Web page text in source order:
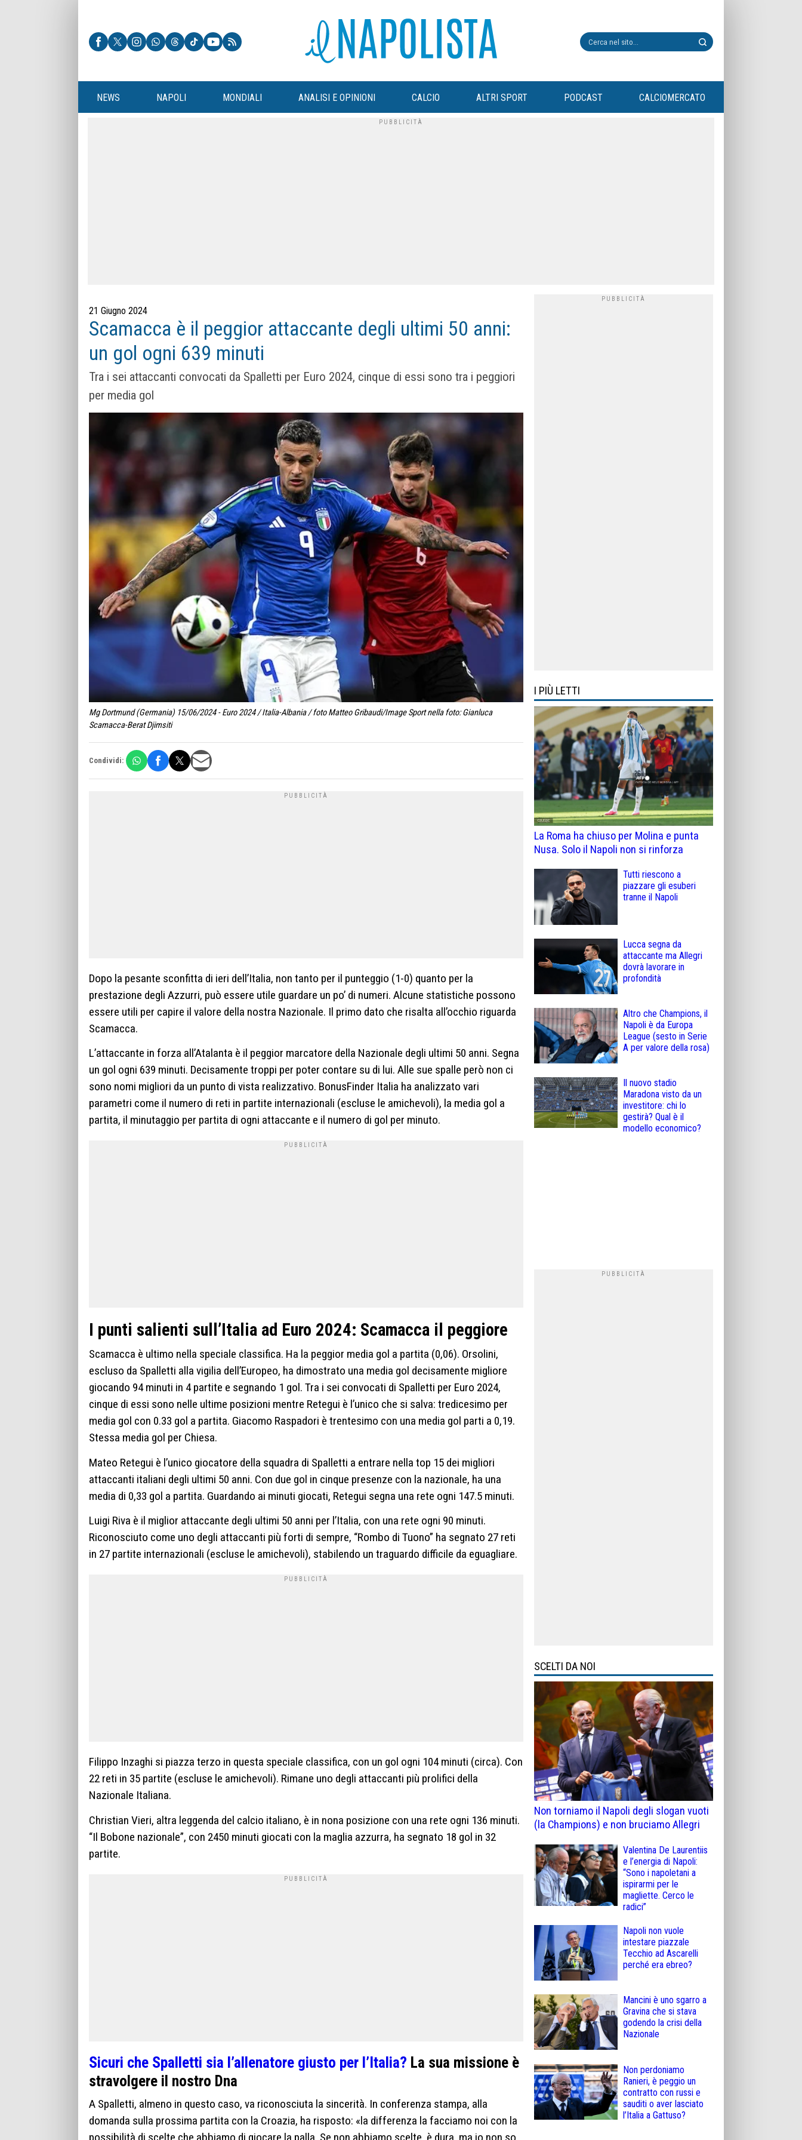
NEWS NAPOLI MONDIALI ANALISI E OPINIONI CALCIO ALTRI SPORT PODCAST CALCIOMERCATO
21 Giugno 2024
Scamacca è il peggior attaccante degli ultimi 50 anni:
un gol ogni 639 minuti
Tra i sei attaccanti convocati da Spalletti per Euro 2024, cinque di essi sono tra i peggiori
per media gol
Mg Dortmund (Germania) 15/06/2024 - Euro 2024 / Italia-Albania / foto Matteo Gribaudi/Image Sport nella foto: Gianluca
Scamacca-Berat Djimsiti
Condividi:
Dopo la pesante sconfitta di ieri dell’Italia, non tanto per il punteggio (1-0) quanto per la
prestazione degli Azzurri, può essere utile guardare un po’ di numeri. Alcune statistiche possono
essere utili per capire il valore della nostra Nazionale. Il primo dato che risalta all’occhio riguarda
Scamacca.
L’attaccante in forza all’Atalanta è il peggior marcatore della Nazionale degli ultimi 50 anni. Segna
un gol ogni 639 minuti. Decisamente troppi per poter contare su di lui. Alle sue spalle però non ci
sono nomi migliori da un punto di vista realizzativo. BonusFinder Italia ha analizzato vari
parametri come il numero di reti in partite internazionali (escluse le amichevoli), la media gol a
partita, il minutaggio per partita di ogni attaccante e il numero di gol per minuto.
I punti salienti sull’Italia ad Euro 2024: Scamacca il peggiore
Scamacca è ultimo nella speciale classifica. Ha la peggior media gol a partita (0,06). Orsolini,
escluso da Spalletti alla vigilia dell’Europeo, ha dimostrato una media gol decisamente migliore
giocando 94 minuti in 4 partite e segnando 1 gol. Tra i sei convocati di Spalletti per Euro 2024,
cinque di essi sono nelle ultime posizioni mentre Retegui è l’unico che si salva: tredicesimo per
media gol con 0.33 gol a partita. Giacomo Raspadori è trentesimo con una media gol parti a 0,19.
Stessa media gol per Chiesa.
Mateo Retegui è l’unico giocatore della squadra di Spalletti a entrare nella top 15 dei migliori
attaccanti italiani degli ultimi 50 anni. Con due gol in cinque presenze con la nazionale, ha una
media di 0,33 gol a partita. Guardando ai minuti giocati, Retegui segna una rete ogni 147.5 minuti.
Luigi Riva è il miglior attaccante degli ultimi 50 anni per l’Italia, con una rete ogni 90 minuti.
Riconosciuto come uno degli attaccanti più forti di sempre, “Rombo di Tuono” ha segnato 27 reti
in 27 partite internazionali (escluse le amichevoli), stabilendo un traguardo difficile da eguagliare.
Filippo Inzaghi si piazza terzo in questa speciale classifica, con un gol ogni 104 minuti (circa). Con
22 reti in 35 partite (escluse le amichevoli). Rimane uno degli attaccanti più prolifici della
Nazionale Italiana.
Christian Vieri, altra leggenda del calcio italiano, è in nona posizione con una rete ogni 136 minuti.
“Il Bobone nazionale”, con 2450 minuti giocati con la maglia azzurra, ha segnato 18 gol in 32
partite.
Sicuri che Spalletti sia l’allenatore giusto per l’Italia? La sua missione è
stravolgere il nostro Dna
A Spalletti, almeno in questo caso, va riconosciuta la sincerità. In conferenza stampa, alla
domanda sulla prossima partita con la Croazia, ha risposto: «la differenza la facciamo noi con la
possibilità di scelte che abbiamo di giocare la palla. Se non abbiamo scelte, è dura, ma io non so
I PIÙ LETTI
La Roma ha chiuso per Molina e punta
Nusa. Solo il Napoli non si rinforza
Tutti riescono a
piazzare gli esuberi
tranne il Napoli
Lucca segna da
attaccante ma Allegri
dovrà lavorare in
profondità
Altro che Champions, il
Napoli è da Europa
League (sesto in Serie
A per valore della rosa)
Il nuovo stadio
Maradona visto da un
investitore: chi lo
gestirà? Qual è il
modello economico?
SCELTI DA NOI
Non torniamo il Napoli degli slogan vuoti
(la Champions) e non bruciamo Allegri
Valentina De Laurentiis
e l’energia di Napoli:
“Sono i napoletani a
ispirarmi per le
magliette. Cerco le
radici”
Napoli non vuole
intestare piazzale
Tecchio ad Ascarelli
perché era ebreo?
Mancini è uno sgarro a
Gravina che si stava
godendo la crisi della
Nazionale
Non perdoniamo
Ranieri, è peggio un
contratto con russi e
sauditi o aver lasciato
l’Italia a Gattuso?